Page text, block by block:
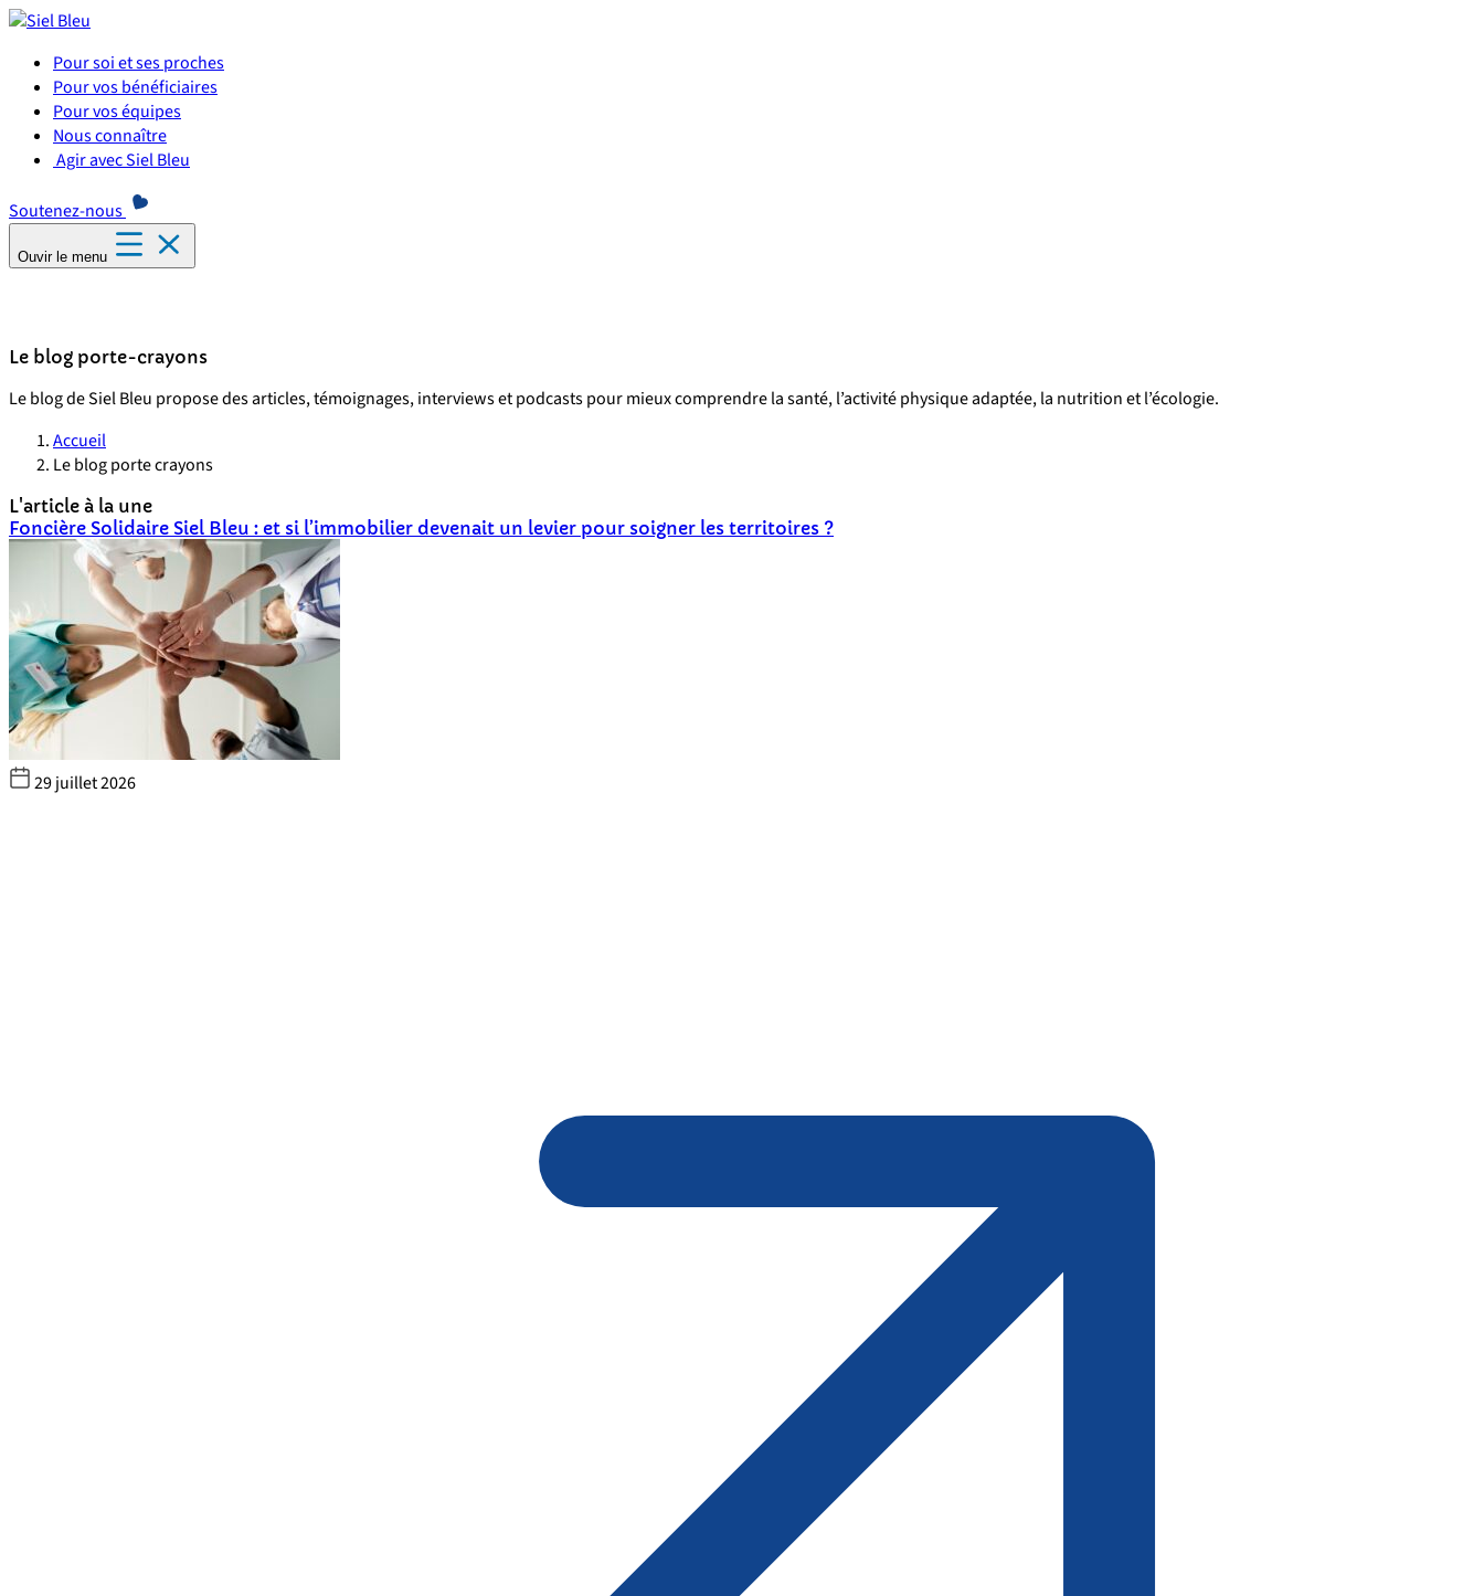
Pour soi et ses proches
Pour vos bénéficiaires
Pour vos équipes
Nous connaître
Agir avec Siel Bleu
Soutenez-nous
Ouvir le menu
Le blog porte-crayons
Le blog de Siel Bleu propose des articles, témoignages, interviews et podcasts pour mieux comprendre la santé, l’activité physique adaptée, la nutrition et l’écologie.
Accueil
Le blog porte crayons
L'article à la une
Foncière Solidaire Siel Bleu : et si l’immobilier devenait un levier pour soigner les territoires ?
29 juillet 2026
Panneau de gestion des cookies